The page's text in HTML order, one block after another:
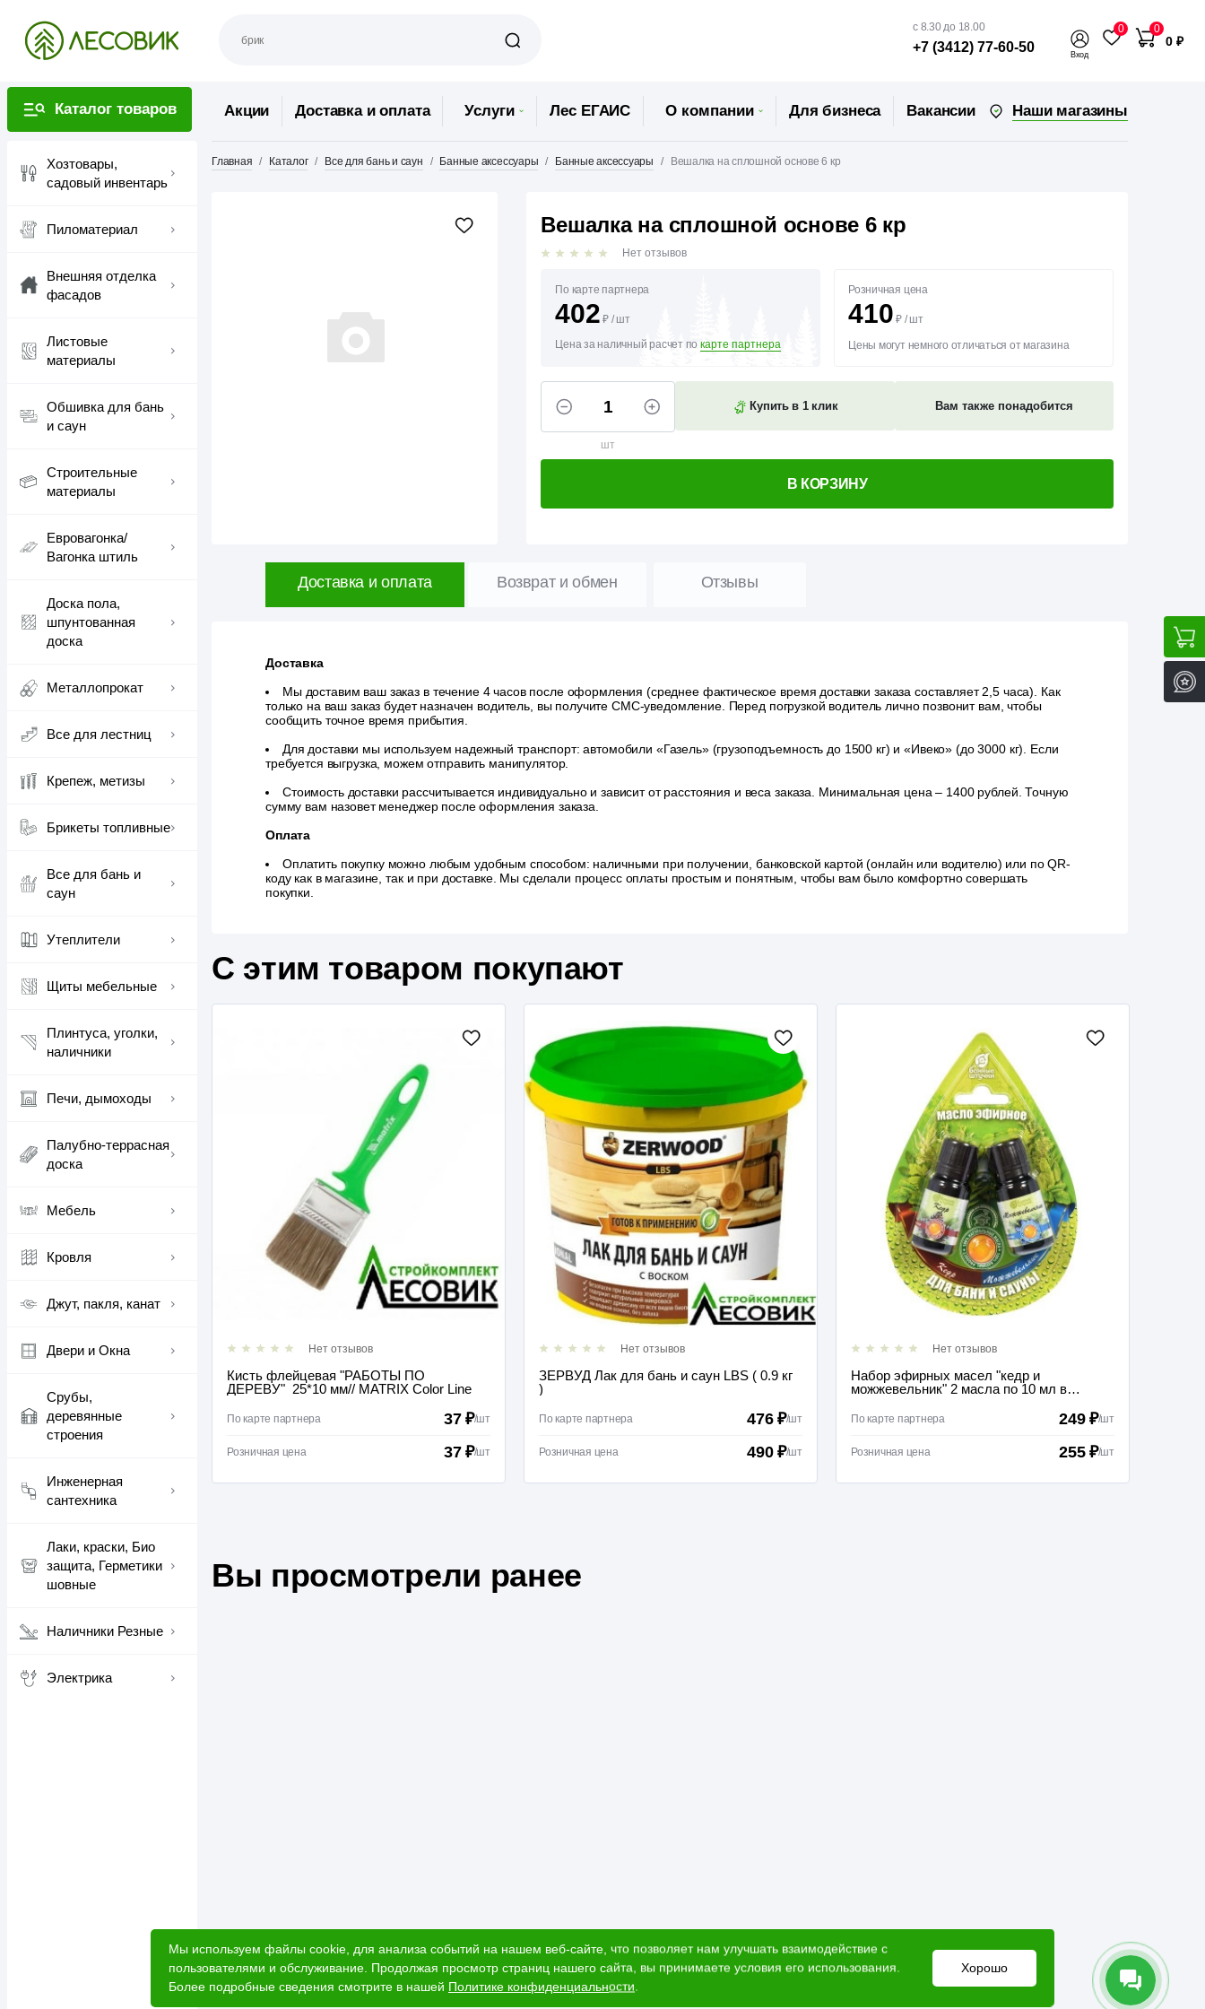
с 8.30 до 18.00
+7 (3412) 77-60-50 Вход
0 0
0 ₽
Каталог товаров
Хозтовары,
садовый инвентарь
Пиломатериал
Внешняя отделка
фасадов
Листовые
материалы
Обшивка для бань
и саун
Строительные
материалы
Евровагонка/
Вагонка штиль
Доска пола,
шпунтованная
доска
Металлопрокат
Все для лестниц
Крепеж, метизы
Брикеты топливные
Все для бань и
саун
Утеплители
Щиты мебельные
Плинтуса, уголки,
наличники
Печи, дымоходы
Палубно-террасная
доска
Мебель
Кровля
Джут, пакля, канат
Двери и Окна
Срубы,
деревянные
строения
Инженерная
сантехника
Лаки, краски, Био
защита, Герметики
шовные
Наличники Резные
Электрика
Акции Доставка и оплата Услуги Лес ЕГАИС О компании Для бизнеса Вакансии Наши магазины
Главная Каталог Все для бань и саун Банные аксессуары Банные аксессуары Вешалка на сплошной основе 6 кр
Вешалка на сплошной основе 6 кр
Нет отзывов
По карте партнера
402 ₽ / шт
Цена за наличный расчет по карте партнера
Розничная цена
410 ₽ / шт
Цены могут немного отличаться от магазина
шт
Купить в 1 клик Вам также понадобится
В КОРЗИНУ
Доставка и оплата Возврат и обмен Отзывы
Доставка
Мы доставим ваш заказ в течение 4 часов после оформления (среднее фактическое время доставки заказа составляет 2,5 часа). Как
только на ваш заказ будет назначен водитель, вы получите СМС-уведомление. Перед погрузкой водитель лично позвонит вам, чтобы
сообщить точное время прибытия.
Для доставки мы используем надежный транспорт: автомобили «Газель» (грузоподъемность до 1500 кг) и «Ивеко» (до 3000 кг). Если
требуется выгрузка, можем отправить манипулятор.
Стоимость доставки рассчитывается индивидуально и зависит от расстояния и веса заказа. Минимальная цена – 1400 рублей. Точную
сумму вам назовет менеджер после оформления заказа.
Оплата
Оплатить покупку можно любым удобным способом: наличными при получении, банковской картой (онлайн или водителю) или по QR-
коду как в магазине, так и при доставке. Мы сделали процесс оплаты простым и понятным, чтобы вам было комфортно совершать
покупки.
С этим товаром покупают
отзывов
612 ₽ шт
Нет отзывов
Кисть флейцевая "РАБОТЫ ПО
ДЕРЕВУ" 25*10 мм// MATRIX Color Line
По карте партнера 37 ₽/шт
Розничная цена 37 ₽/шт
Нет отзывов
ЗЕРВУД Лак для бань и саун LBS ( 0.9 кг
)
По карте партнера 476 ₽/шт
Розничная цена 490 ₽/шт
Нет отзывов
Набор эфирных масел "кедр и
можжевельник" 2 масла по 10 мл в
По карте партнера 249 ₽/шт
Розничная цена 255 ₽/шт
Вы просмотрели ранее
Мы используем файлы cookie, для анализа событий на нашем веб-сайте, что позволяет нам улучшать взаимодействие с
пользователями и обслуживание. Продолжая просмотр страниц нашего сайта, вы принимаете условия его использования.
Более подробные сведения смотрите в нашей Политике конфиденциальности.
Хорошо